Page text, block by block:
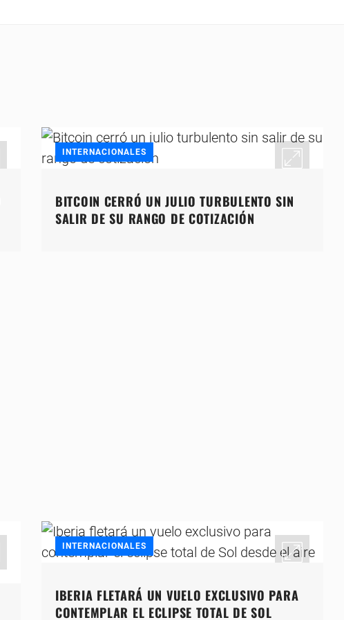
INTERNACIONALES
BITCOIN CERRÓ UN JULIO TURBULENTO SIN
SALIR DE SU RANGO DE COTIZACIÓN
INTERNACIONALES
IBERIA FLETARÁ UN VUELO EXCLUSIVO PARA
CONTEMPLAR EL ECLIPSE TOTAL DE SOL